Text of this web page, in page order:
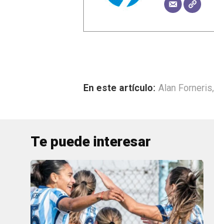
Alan Forneris,
Te puede interesar